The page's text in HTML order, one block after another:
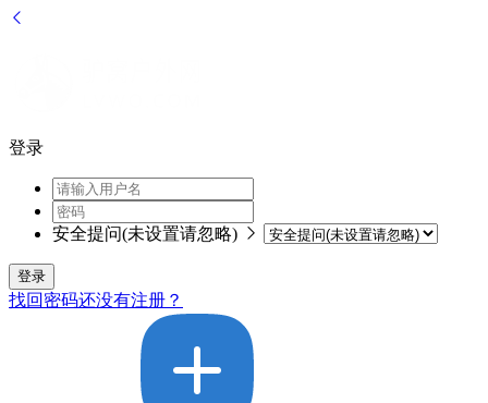
登录
安全提问(未设置请忽略)
登录
找回密码还没有注册？